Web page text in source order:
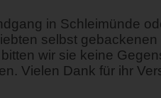
in Schleimünde
selbst
wir sie keine
Vielen Dank für ihr